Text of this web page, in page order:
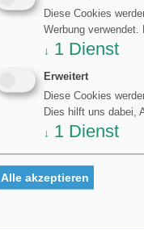
Diese Cookies
Werbung
↓ 1 Dienst
Erweitert
Diese Cookies
Dies hilft uns dabei,
↓ 1 Dienst
Alle akzeptieren